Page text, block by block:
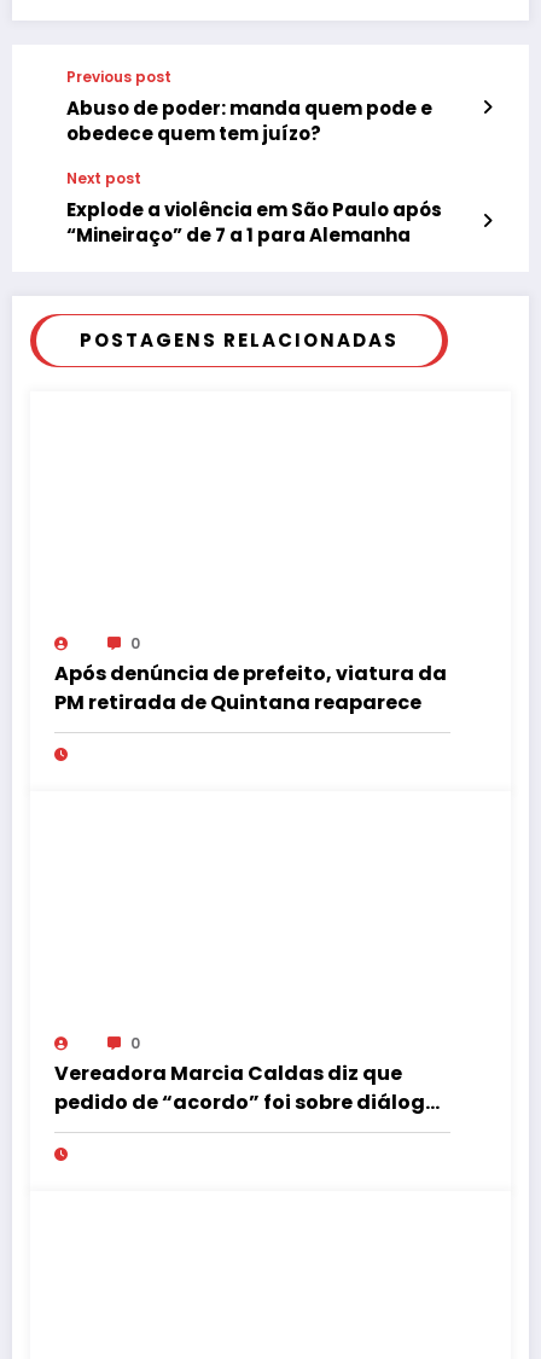
Previous post
Abuso de poder: manda quem pode e
obedece quem tem juízo?
Next post
Explode a violência em São Paulo após
“Mineiraço” de 7 a 1 para Alemanha
POSTAGENS RELACIONADAS
0
Após denúncia de prefeito, viatura da
PM retirada de Quintana reaparece
0
Vereadora Marcia Caldas diz que
pedido de “acordo” foi sobre diálogo
institucional